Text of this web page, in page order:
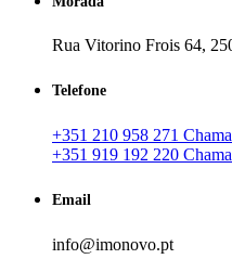
Rua Vitorino Frois 64,
Telefone
+351 210 958 271
+351 919 192 220
Email
info@imonovo.pt